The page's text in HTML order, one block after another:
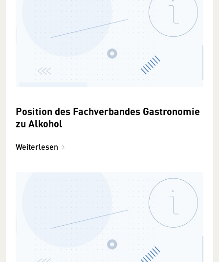
Position des Fachverbandes Gastronomie
zu Alkohol
Weiterlesen